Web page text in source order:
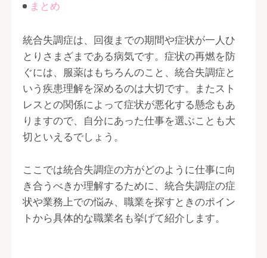
まとめ
統合失調症は、回復までの期間や症状が一人ひ
とりさまざまである病気です。症状の再燃を防
ぐには、服薬はもちろんのこと、統合失調症と
いう疾患理解を深めるのは大切です。またスト
レスとの関係によって症状が悪化する懸念もあ
りますので、自分にあった仕事を選ぶことも大
切といえるでしょう。
ここでは統合失調症の方がどのように仕事に向
き合うべきか理解するために、統合失調症の症
状や業務上での悩み、職業を探すときのポイン
トから具体的な職業名も挙げて紹介します。